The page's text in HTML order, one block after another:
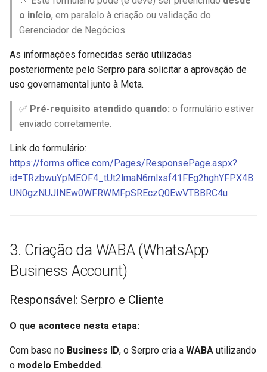
o início, em paralelo à criação ou validação do
Gerenciador de Negócios.
As informações fornecidas serão utilizadas
posteriormente pelo Serpro para solicitar a aprovação de
uso governamental junto à Meta.
✅ Pré-requisito atendido quando: o formulário estiver
enviado corretamente.
Link do formulário:
https://forms.office.com/Pages/ResponsePage.aspx?
id=TRzbwuYpMEOF4_tUt2lmaN6mlxsf41FEg2hghYFPX4B
UN0gzNUJINEw0WFRWMFpSREczQ0EwVTBBRC4u
3. Criação da WABA (WhatsApp
Business Account)
Responsável: Serpro e Cliente
O que acontece nesta etapa:
Com base no Business ID, o Serpro cria a WABA utilizando
o modelo Embedded.